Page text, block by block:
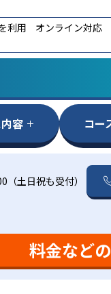
利用 オンライン対応
容 コー
（土日祝も受付）
料金など